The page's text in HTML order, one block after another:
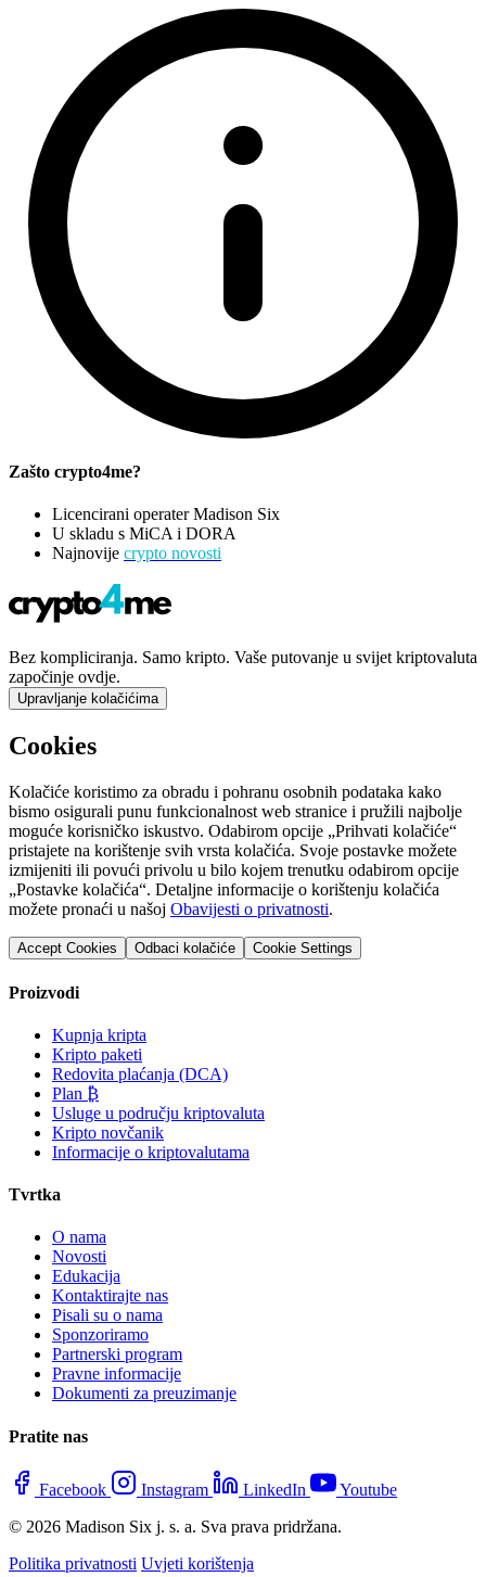
Zašto crypto4me?
Licencirani operater Madison Six
U skladu s MiCA i DORA
Najnovije crypto novosti
Bez kompliciranja. Samo kripto. Vaše putovanje u svijet kriptovaluta
započinje ovdje.
Upravljanje kolačićima
Cookies
Kolačiće koristimo za obradu i pohranu osobnih podataka kako
bismo osigurali punu funkcionalnost web stranice i pružili najbolje
moguće korisničko iskustvo. Odabirom opcije „Prihvati kolačiće“
pristajete na korištenje svih vrsta kolačića. Svoje postavke možete
izmijeniti ili povući privolu u bilo kojem trenutku odabirom opcije
„Postavke kolačića“. Detaljne informacije o korištenju kolačića
možete pronaći u našoj Obavijesti o privatnosti.
Accept Cookies Odbaci kolačiće Cookie Settings
Proizvodi
Kupnja kripta
Kripto paketi
Redovita plaćanja (DCA)
Plan ₿
Usluge u području kriptovaluta
Kripto novčanik
Informacije o kriptovalutama
Tvrtka
O nama
Novosti
Edukacija
Kontaktirajte nas
Pisali su o nama
Sponzoriramo
Partnerski program
Pravne informacije
Dokumenti za preuzimanje
Pratite nas
Facebook Instagram LinkedIn
Youtube
© 2026 Madison Six j. s. a. Sva prava pridržana.
Politika privatnosti Uvjeti korištenja